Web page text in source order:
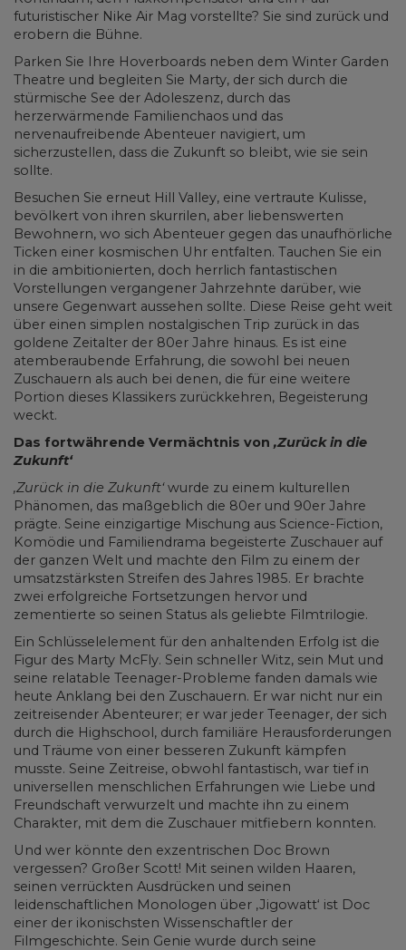
futuristischer Nike Air Mag vorstellte? Sie sind zurück und
erobern die Bühne.
Parken Sie Ihre Hoverboards neben dem Winter Garden
Theatre und begleiten Sie Marty, der sich durch die
stürmische See der Adoleszenz, durch das
herzerwärmende Familienchaos und das
nervenaufreibende Abenteuer navigiert, um
sicherzustellen, dass die Zukunft so bleibt, wie sie sein
sollte.
Besuchen Sie erneut Hill Valley, eine vertraute Kulisse,
bevölkert von ihren skurrilen, aber liebenswerten
Bewohnern, wo sich Abenteuer gegen das unaufhörliche
Ticken einer kosmischen Uhr entfalten. Tauchen Sie ein
in die ambitionierten, doch herrlich fantastischen
Vorstellungen vergangener Jahrzehnte darüber, wie
unsere Gegenwart aussehen sollte. Diese Reise geht weit
über einen simplen nostalgischen Trip zurück in das
goldene Zeitalter der 80er Jahre hinaus. Es ist eine
atemberaubende Erfahrung, die sowohl bei neuen
Zuschauern als auch bei denen, die für eine weitere
Portion dieses Klassikers zurückkehren, Begeisterung
weckt.
Das fortwährende Vermächtnis von ‚Zurück in die
Zukunft‘
‚Zurück in die Zukunft‘wurde zu einem kulturellen
Phänomen, das maßgeblich die 80er und 90er Jahre
prägte. Seine einzigartige Mischung aus Science-Fiction,
Komödie und Familiendrama begeisterte Zuschauer auf
der ganzen Welt und machte den Film zu einem der
umsatzstärksten Streifen des Jahres 1985. Er brachte
zwei erfolgreiche Fortsetzungen hervor und
zementierte so seinen Status als geliebte Filmtrilogie.
Ein Schlüsselelement für den anhaltenden Erfolg ist die
Figur des Marty McFly. Sein schneller Witz, sein Mut und
seine relatable Teenager-Probleme fanden damals wie
heute Anklang bei den Zuschauern. Er war nicht nur ein
zeitreisender Abenteurer; er war jeder Teenager, der sich
durch die Highschool, durch familiäre Herausforderungen
und Träume von einer besseren Zukunft kämpfen
musste. Seine Zeitreise, obwohl fantastisch, war tief in
universellen menschlichen Erfahrungen wie Liebe und
Freundschaft verwurzelt und machte ihn zu einem
Charakter, mit dem die Zuschauer mitfiebern konnten.
Und wer könnte den exzentrischen Doc Brown
vergessen? Großer Scott! Mit seinen wilden Haaren,
seinen verrückten Ausdrücken und seinen
leidenschaftlichen Monologen über ‚Jigowatt‘ ist Doc
einer der ikonischsten Wissenschaftler der
Filmgeschichte. Sein Genie wurde durch seine